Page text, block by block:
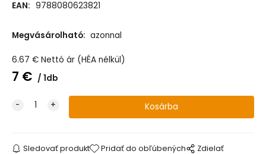
EAN: 9788080623821
Megvásárolható: azonnal
6.67 € Nettó ár (HÉA nélkül)
7 € 1db
Sledovať produkt Pridať do obľúbených Zdielať